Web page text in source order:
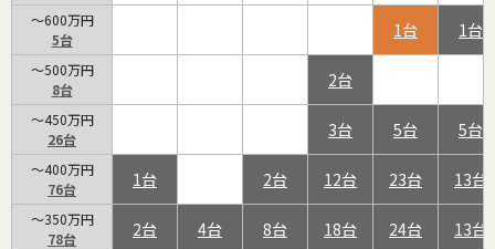
～600万円
5
1 1
～500万円
8
2
～450万円
26
3 5 5
～400万円
76
1 2 12 23 13
～350万円
78
2 4 8 18 24 13